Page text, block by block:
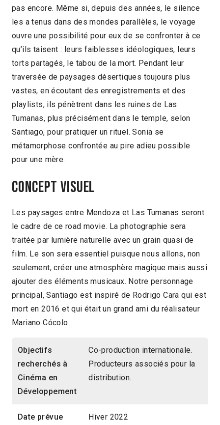
pas encore. Même si, depuis des années, le silence
les a tenus dans des mondes parallèles, le voyage
ouvre une possibilité pour eux de se confronter à ce
qu’ils taisent : leurs faiblesses idéologiques, leurs
torts partagés, le tabou de la mort. Pendant leur
traversée de paysages désertiques toujours plus
vastes, en écoutant des enregistrements et des
playlists, ils pénètrent dans les ruines de Las
Tumanas, plus précisément dans le temple, selon
Santiago, pour pratiquer un rituel. Sonia se
métamorphose confrontée au pire adieu possible
pour une mère.
Concept visuel
Les paysages entre Mendoza et Las Tumanas seront
le cadre de ce road movie. La photographie sera
traitée par lumière naturelle avec un grain quasi de
film. Le son sera essentiel puisque nous allons, non
seulement, créer une atmosphère magique mais aussi
ajouter des éléments musicaux. Notre personnage
principal, Santiago est inspiré de Rodrigo Cara qui est
mort en 2016 et qui était un grand ami du réalisateur
Mariano Cócolo.
Objectifs
recherchés à
Cinéma en
Développement
Co-production internationale.
Producteurs associés pour la
distribution.
Date prévue Hiver 2022